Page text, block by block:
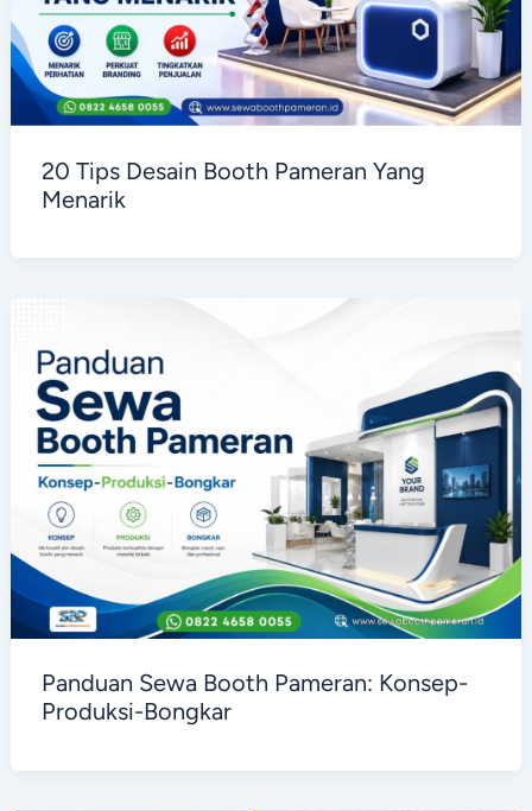
20 Tips Desain Booth Pameran Yang
Menarik
Panduan Sewa Booth Pameran: Konsep-
Produksi-Bongkar